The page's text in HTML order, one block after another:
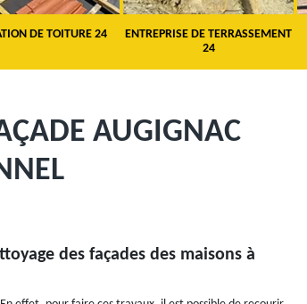
DE TOITURE 24
ENTREPRISE DE TERRASSEMENT
24
AUGIGNAC
des façades des maisons à